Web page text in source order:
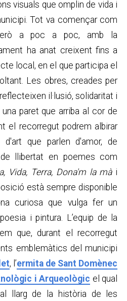
visuals que omplin de vida i
Tot va començar com
a poc a poc, amb la
ha anat creixent fins a
local, en el que participa el
Les obres, creades per
il·lusió, solidaritat i
paret que arriba al cor de
el recorregut podrem albirar
que parlen d'amor, de
llibertat en poemes com
Vida, Terra, Dona'm la mài
està sempre disponible
curiosa que vulga fer un
i pintura. L’equip de la
que, durant el recorregut
emblemàtics del municipi
, l’ermita de Sant Domènec
i Arqueològic el qual
llarg de la història de les